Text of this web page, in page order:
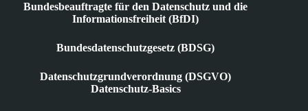
Bundesbeauftragte für den Datenschutz und die
Informationsfreiheit (BfDI)
Bundesdatenschutzgesetz (BDSG)
Datenschutzgrundverordnung (DSGVO)
Datenschutz-Basics